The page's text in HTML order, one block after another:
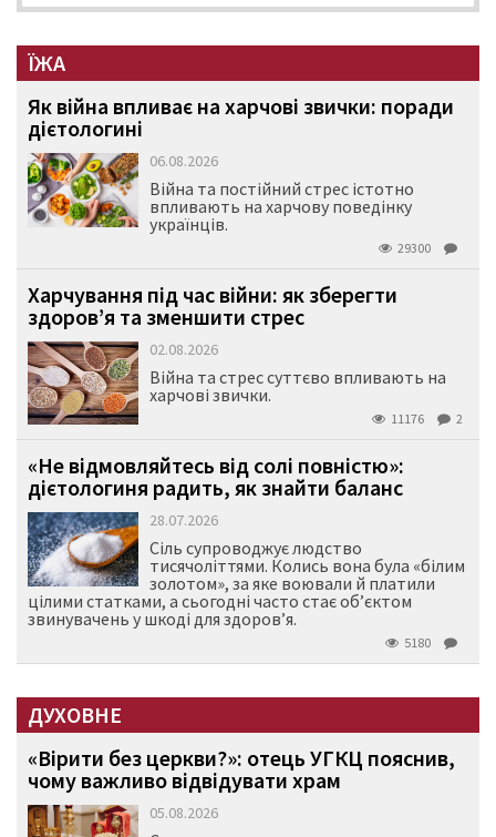
ЇЖА
Як війна впливає на харчові звички: поради
дієтологині
06.08.2026
Війна та постійний стрес істотно
впливають на харчову поведінку
українців.
29300
Харчування під час війни: як зберегти
здоров’я та зменшити стрес
02.08.2026
Війна та стрес суттєво впливають на
харчові звички.
11176 2
«Не відмовляйтесь від солі повністю»:
дієтологиня радить, як знайти баланс
28.07.2026
Сіль супроводжує людство
тисячоліттями. Колись вона була «білим
золотом», за яке воювали й платили
цілими статками, а сьогодні часто стає об’єктом
звинувачень у шкоді для здоров’я.
5180
ДУХОВНЕ
«Вірити без церкви?»: отець УГКЦ пояснив,
чому важливо відвідувати храм
05.08.2026